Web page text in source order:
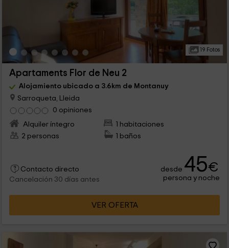
19 Fotos
Apartaments Flor de Neu 2
Alojamiento ubicado a 3.6km de Montanuy
Sarroqueta, Lleida
0 opiniones
Alquiler íntegro
1 habitaciones
2 personas
1 baños
Contacto directo
Cancelación 30 días antes
desde 45€
persona y noche
VER OFERTA